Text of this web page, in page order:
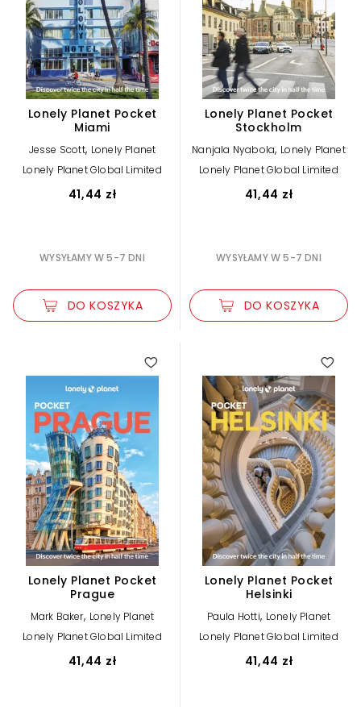
Lonely Planet Pocket
Miami
Jesse Scott, Lonely Planet
Lonely Planet Global Limited
41,44 zł
WYSYŁAMY W 5-7 DNI
DO KOSZYKA
Lonely Planet Pocket
Stockholm
Nanjala Nyabola, Lonely Planet
Lonely Planet Global Limited
41,44 zł
WYSYŁAMY W 5-7 DNI
DO KOSZYKA
Lonely Planet Pocket
Prague
Mark Baker, Lonely Planet
Lonely Planet Global Limited
41,44 zł
Lonely Planet Pocket
Helsinki
Paula Hotti, Lonely Planet
Lonely Planet Global Limited
41,44 zł